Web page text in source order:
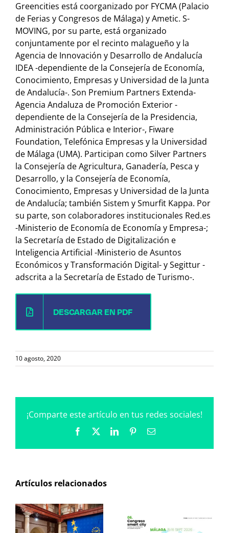
Greencities está coorganizado por FYCMA (Palacio
de Ferias y Congresos de Málaga) y Ametic. S-
MOVING, por su parte, está organizado
conjuntamente por el recinto malagueño y la
Agencia de Innovación y Desarrollo de Andalucía
IDEA -dependiente de la Consejería de Economía,
Conocimiento, Empresas y Universidad de la Junta
de Andalucía-. Son Premium Partners Extenda-
Agencia Andaluza de Promoción Exterior -
dependiente de la Consejería de la Presidencia,
Administración Pública e Interior-, Fiware
Foundation, Telefónica Empresas y la Universidad
de Málaga (UMA). Participan como Silver Partners
la Consejería de Agricultura, Ganadería, Pesca y
Desarrollo, y la Consejería de Economía,
Conocimiento, Empresas y Universidad de la Junta
de Andalucía; también Sistem y Smurfit Kappa. Por
su parte, son colaboradores institucionales Red.es
-Ministerio de Economía de Economía y Empresa-;
la Secretaría de Estado de Digitalización e
Inteligencia Artificial -Ministerio de Asuntos
Económicos y Transformación Digital- y Segittur -
adscrita a la Secretaría de Estado de Turismo-.
DESCARGAR EN PDF
10 agosto, 2020
¡Comparte este artículo en tus redes sociales!
Facebook LinkedInPinterestCorreo
Artículos relacionados